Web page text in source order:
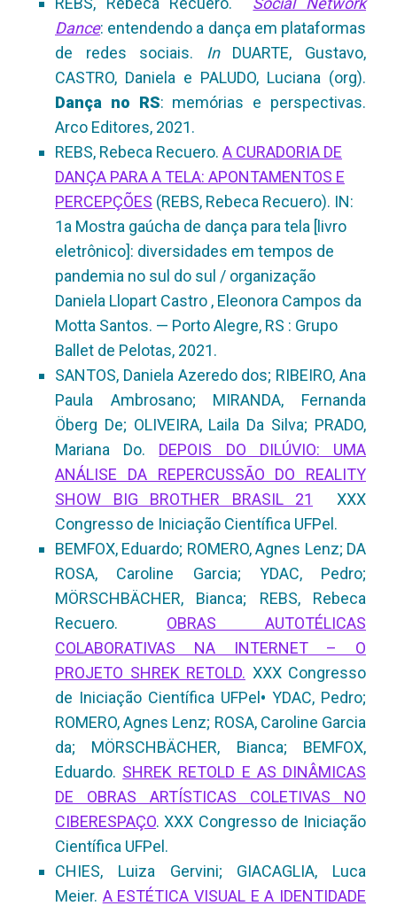
Dance: entendendo a dança em plataformas
de redes sociais. InDUARTE, Gustavo,
CASTRO, Daniela e PALUDO, Luciana (org).
Dança no RS: memórias e perspectivas.
Arco Editores, 2021.
REBS, Rebeca Recuero. A CURADORIA DE
DANÇA PARA A TELA: APONTAMENTOS E
PERCEPÇÕES (REBS, Rebeca Recuero). IN:
1a Mostra gaúcha de dança para tela [livro
eletrônico]: diversidades em tempos de
pandemia no sul do sul / organização
Daniela Llopart Castro , Eleonora Campos da
Motta Santos. — Porto Alegre, RS : Grupo
Ballet de Pelotas, 2021.
SANTOS, Daniela Azeredo dos; RIBEIRO, Ana
Paula Ambrosano; MIRANDA, Fernanda
Öberg De; OLIVEIRA, Laila Da Silva; PRADO,
Mariana Do. DEPOIS DO DILÚVIO: UMA
ANÁLISE DA REPERCUSSÃO DO REALITY
SHOW BIG BROTHER BRASIL 21
XXX
Congresso de Iniciação Científica UFPel.
BEMFOX, Eduardo; ROMERO, Agnes Lenz; DA
ROSA, Caroline Garcia; YDAC, Pedro;
MÖRSCHBÄCHER, Bianca; REBS, Rebeca
Recuero. OBRAS AUTOTÉLICAS
COLABORATIVAS NA INTERNET – O
PROJETO SHREK RETOLD. XXX Congresso
de Iniciação Científica UFPel • YDAC, Pedro;
ROMERO, Agnes Lenz; ROSA, Caroline Garcia
da; MÖRSCHBÄCHER, Bianca; BEMFOX,
Eduardo. SHREK RETOLD E AS DINÂMICAS
DE OBRAS ARTÍSTICAS COLETIVAS NO
CIBERESPAÇO. XXX Congresso de Iniciação
Científica UFPel.
CHIES, Luiza Gervini; GIACAGLIA, Luca
Meier. A ESTÉTICA VISUAL E A IDENTIDADE